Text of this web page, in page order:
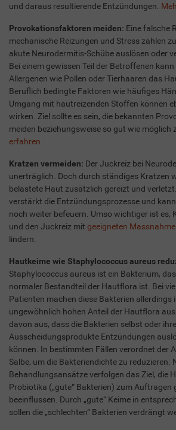
und daraus resultierende Entzündungen.
Provokationsfaktoren meiden: Eine falsche
mechanische Reizungen und Stress zählen
akute Neurodermitis-Schübe auslösen oder
Bei einem gewissen Teil der Betroffenen
Allergenen wie Pollen oder Tierhaaren das
Beruflich bedingte Faktoren wie häufiges
Umgang mit hautreizenden Stoffen können
wirken. Ziel sollte es sein, die bekannten
meiden beziehungsweise so gut wie möglich
erfahren
Kratzen vermeiden: Der Juckreiz bei
unerträglich. Doch durch ständiges Kratzen
belastete Haut zusätzlich gereizt und
verstärkt die Entzündungsprozesse und
noch weiter befeuern. Umso wichtiger ist es,
und den Juckreiz mit geeigneten
lindern.
Hautkeime wie Staphylococcus aureus
Staphylococcus aureus ist ein Bakterium,
normaler Bestandteil der Hautflora ist. Bei
Patienten machen diese Bakterien allerdings
ungewöhnlich hohen Anteil der Hautflora
davon aus, dass die Bakterien selbst oder ihre
Ausscheidungsprodukte Entzündungen
können. In bestimmten Fällen verordnet der
Salbe, um die Bakteriendichte zu reduzieren.
Behandlungsansätze verfolgen das Ziel, die
Probiotika („gute“ Bakterien) zum Auftragen
beeinflussen. Durch „gute“ Keime in
sollen die „schlechten“ Bakterien verdrängt